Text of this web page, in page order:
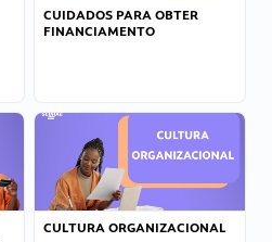
CUIDADOS PARA OBTER
FINANCIAMENTO
CULTURA ORGANIZACIONAL